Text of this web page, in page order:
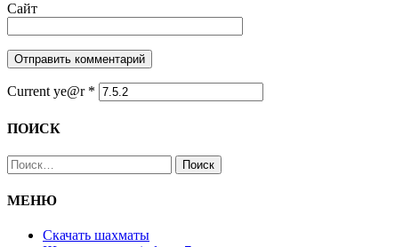
Сайт
Current ye@r *
ПОИСК
Найти:
МЕНЮ
Скачать шахматы